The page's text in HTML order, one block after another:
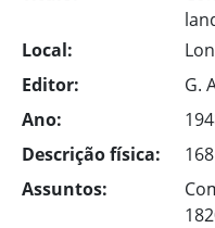
Local:
Editor:
G.
Ano:
Descrição física:
168
Assuntos: